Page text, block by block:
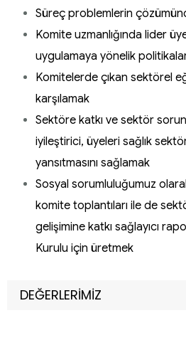
Süreç problemlerin
Komite uzmanlığında lider
uygulamaya yönelik
Komitelerde çıkan sektörel
karşılamak
Sektöre katkı ve sektör
iyileştirici, üyeleri sağlık
yansıtmasını sağlamak
Sosyal sorumluluğumuz
komite toplantıları ile de
gelişimine katkı sağlayıcı
Kurulu için üretmek
DEĞERLERİMİZ